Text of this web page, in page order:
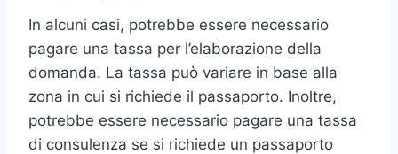
In alcuni casi, potrebbe essere necessario
pagare una tassa per l’elaborazione della
domanda. La tassa può variare in base alla
zona in cui si richiede il passaporto. Inoltre,
potrebbe essere necessario pagare una tassa
di consulenza se si richiede un passaporto